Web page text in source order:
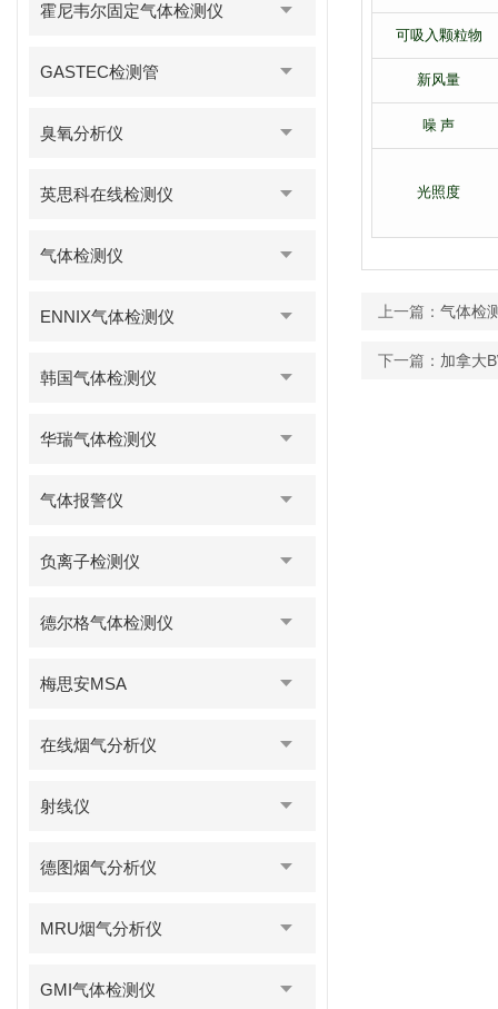
霍尼韦尔固定气体检测仪
GASTEC检测管
臭氧分析仪
英思科在线检测仪
气体检测仪
ENNIX气体检测仪
韩国气体检测仪
华瑞气体检测仪
气体报警仪
负离子检测仪
德尔格气体检测仪
梅思安MSA
在线烟气分析仪
射线仪
德图烟气分析仪
MRU烟气分析仪
GMI气体检测仪
可吸入颗粒物
新风量
噪 声
光照度
上一篇： 气体检
下一篇： 加拿大